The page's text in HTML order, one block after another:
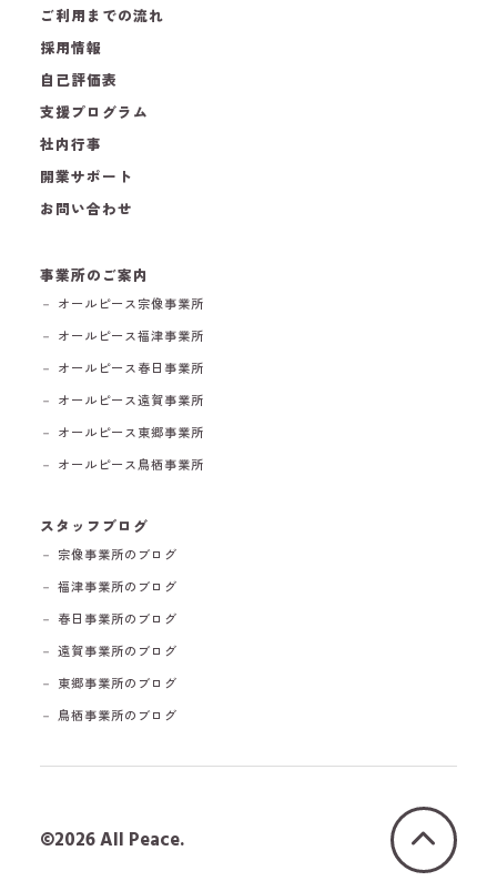
ご利用までの流れ
採用情報
自己評価表
支援プログラム
社内行事
開業サポート
お問い合わせ
事業所のご案内
－ オールピース宗像事業所
－ オールピース福津事業所
－ オールピース春日事業所
－ オールピース遠賀事業所
－ オールピース東郷事業所
－ オールピース鳥栖事業所
スタッフブログ
－ 宗像事業所のブログ
－ 福津事業所のブログ
－ 春日事業所のブログ
－ 遠賀事業所のブログ
－ 東郷事業所のブログ
－ 鳥栖事業所のブログ
©2026 All Peace.